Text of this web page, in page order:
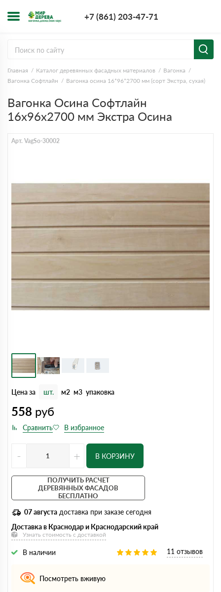
+7 (861) 203-47-71
Главная Каталог деревянных фасадных материалов
Вагонка
Вагонка Софтлайн
Вагонка осина 16*96*2700 мм (сорт Экстра, сухая)
Вагонка Осина Софтлайн
16х96х2700 мм Экстра Осина
Арт. VagSo-30002
Цена за шт. м2 м3 упаковка
558 руб
- + В КОРЗИНУ
ПОЛУЧИТЬ РАСЧЕТ
ДЕРЕВЯННЫХ ФАСАДОВ
БЕСПЛАТНО
07 августа доставка при заказе сегодня
Доставка в Краснодар и Краснодарский край
Узнать стоимость с доставкой
В наличии 11 отзывов
Посмотреть вживую